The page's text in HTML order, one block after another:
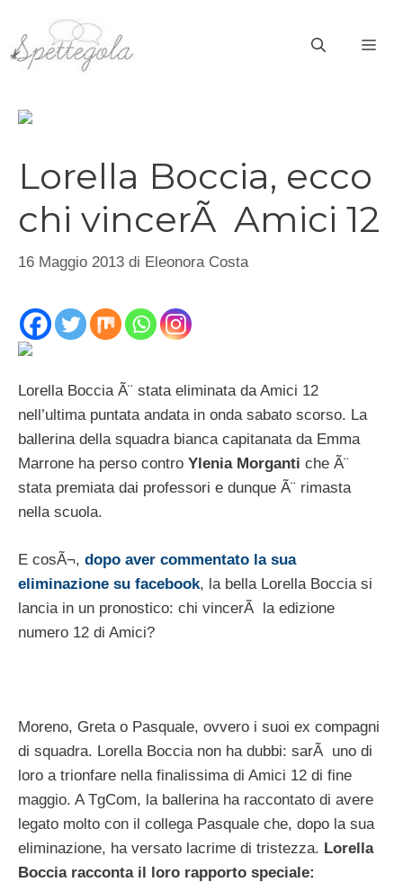
contenuto
Lorella Boccia, ecco
chi vincerÃ Amici 12
16 Maggio 2013 di Eleonora Costa
Lorella Boccia Ã¨ stata eliminata da Amici 12
nell’ultima puntata andata in onda sabato scorso. La
ballerina della squadra bianca capitanata da Emma
Marrone ha perso contro Ylenia Morganti che Ã¨
stata premiata dai professori e dunque Ã¨ rimasta
nella scuola.
E cosÃ¬, dopo aver commentato la sua
eliminazione su facebook, la bella Lorella Boccia si
lancia in un pronostico: chi vincerÃ la edizione
numero 12 di Amici?
Moreno, Greta o Pasquale, ovvero i suoi ex compagni
di squadra. Lorella Boccia non ha dubbi: sarÃ uno di
loro a trionfare nella finalissima di Amici 12 di fine
maggio. A TgCom, la ballerina ha raccontato di avere
legato molto con il collega Pasquale che, dopo la sua
eliminazione, ha versato lacrime di tristezza. Lorella
Boccia racconta il loro rapporto speciale: